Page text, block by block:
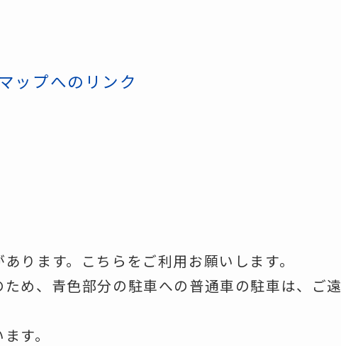
ップへのリンク
ります。こちらをご利用お願いします。
め、青色部分の駐車への普通車の駐車は、ご遠
す。